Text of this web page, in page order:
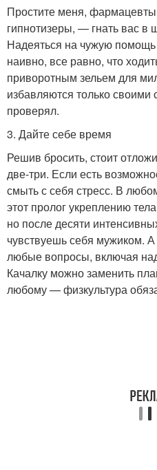
Простите меня,
гипнотизеры, — гнать вас
Надеяться на чужую
наивно, все равно, что
приворотным зельем для
избавляются только своими
проверял.
3. Дайте себе время
Решив бросить, стоит
две-три. Если есть
смыть с себя стресс. В
этот пролог укреплению
но после десяти
чувствуешь себя мужиком.
любые вопросы, включая
Качалку можно заменить
любому — физкультура